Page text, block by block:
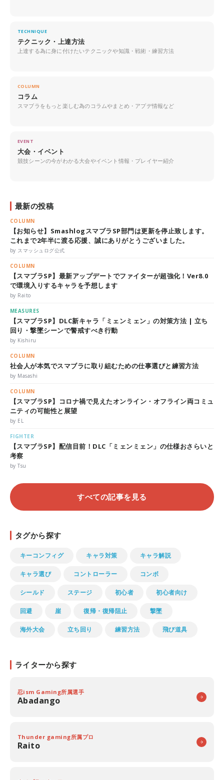
TECHNIQUE
テクニック・上達方法
上達する為に身に付けたいテクニックや知識・戦術・練習方法
COLUMN
コラム
スマブラをもっと楽しむ為のコラムやまとめ・アプデ情報など
EVENT
大会・イベント
競技シーンの今がわかる大会やイベント情報・プレイヤー紹介
最新の投稿
COLUMN
【お知らせ】SmashlogスマブラSP部門は更新を停止致します。
これまで2年半に渡る応援、誠にありがとうございました。
by スマッシュログ公式
COLUMN
【スマブラSP】最新アップデートでファイターが超強化！Ver8.0
で環境入りするキャラを予想します
by Raito
MEASURES
【スマブラSP】DLC新キャラ「ミェンミェン」の対策方法 | 立ち
回り・撃墜シーンで警戒すべき行動
by Kishiru
COLUMN
社会人が本気でスマブラに取り組むための仕事選びと練習方法
by Masashi
COLUMN
【スマブラSP】コロナ禍で見えたオンライン・オフライン両コミュ
ニティの可能性と展望
by EL
FIGHTER
【スマブラSP】配信目前！DLC「ミェンミェン」の仕様おさらいと
考察
by Tsu
すべての記事を見る
タグから探す
キーコンフィグ キャラ対策 キャラ解説
キャラ選び コントローラー コンボ
シールド ステージ 初心者 初心者向け
回避 崖 復帰・復帰阻止 撃墜
海外大会 立ち回り 練習方法 飛び道具
ライターから探す
忍ism Gaming所属選手
Abadango
Thunder gaming所属プロ
Raito